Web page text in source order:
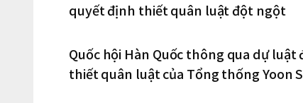
quyết định thiết quân luật đột ngột
Quốc hội Hàn Quốc thông qua dự
thiết quân luật của Tổng thống Yoon